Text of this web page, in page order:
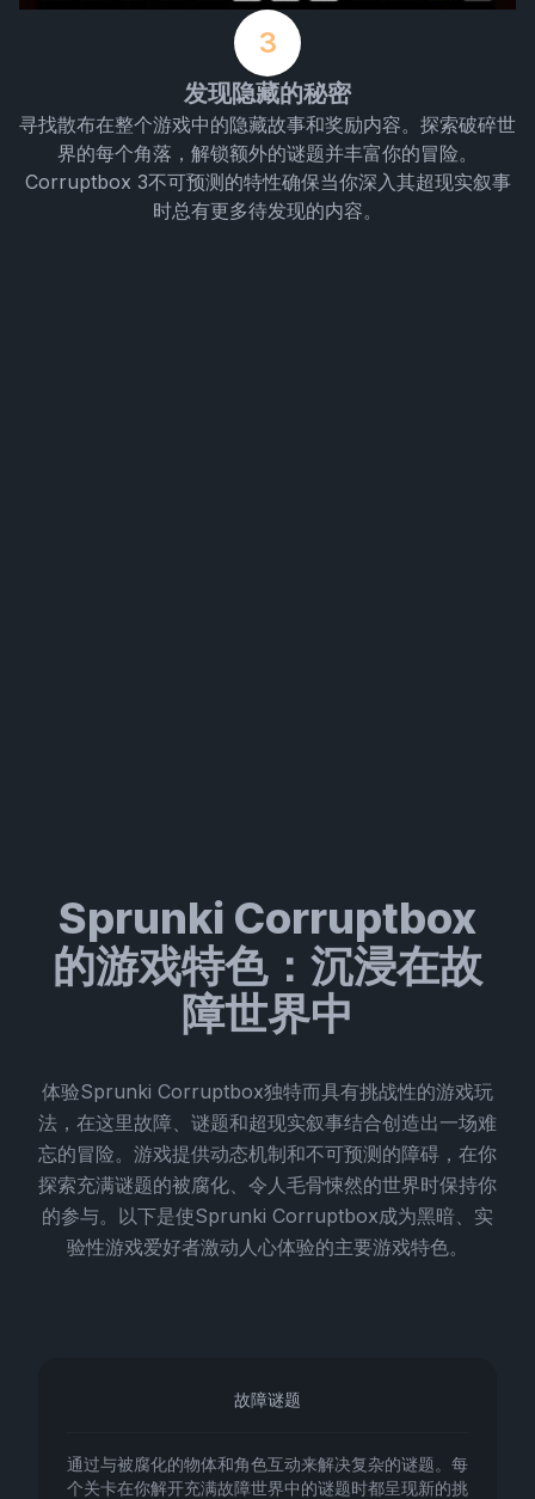
3
发现隐藏的秘密
寻找散布在整个游戏中的隐藏故事和奖励内容。探索破碎世
界的每个角落，解锁额外的谜题并丰富你的冒险。
Corruptbox 3不可预测的特性确保当你深入其超现实叙事
时总有更多待发现的内容。
Sprunki Corruptbox
的游戏特色：沉浸在故
障世界中
体验Sprunki Corruptbox独特而具有挑战性的游戏玩
法，在这里故障、谜题和超现实叙事结合创造出一场难
忘的冒险。游戏提供动态机制和不可预测的障碍，在你
探索充满谜题的被腐化、令人毛骨悚然的世界时保持你
的参与。以下是使Sprunki Corruptbox成为黑暗、实
验性游戏爱好者激动人心体验的主要游戏特色。
故障谜题
通过与被腐化的物体和角色互动来解决复杂的谜题。每
个关卡在你解开充满故障世界中的谜题时都呈现新的挑